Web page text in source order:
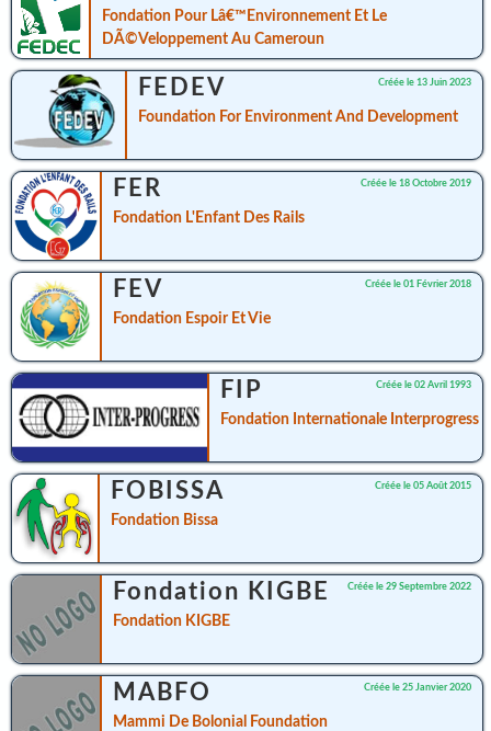
Fondation Pour Lâ€™Environnement Et Le
DÃ©veloppement Au Cameroun
Créée le 13 Juin 2023
FEDEV
Foundation For Environment And Development
Créée le 18 Octobre 2019
FER
Fondation L'Enfant Des Rails
Créée le 01 Février 2018
FEV
Fondation Espoir Et Vie
Créée le 02 Avril 1993
FIP
Fondation Internationale Interprogress
Créée le 05 Août 2015
FOBISSA
Fondation Bissa
Créée le 29 Septembre 2022
Fondation KIGBE
Fondation KIGBE
Créée le 25 Janvier 2020
MABFO
Mammi De Bolonial Foundation